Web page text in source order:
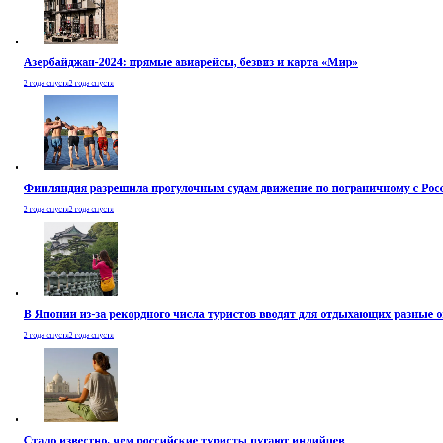
Азербайджан-2024: прямые авиарейсы, безвиз и карта «Мир»
2 года спустя2 года спустя
Финляндия разрешила прогулочным судам движение по пограничному с
2 года спустя2 года спустя
В Японии из-за рекордного числа туристов вводят для отдыхающих разные
2 года спустя2 года спустя
Стало известно, чем российские туристы пугают индийцев